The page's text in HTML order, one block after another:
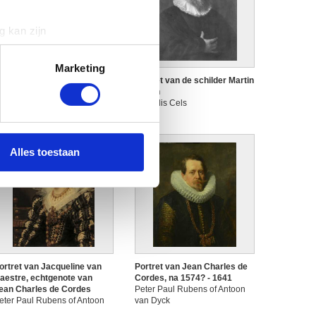
kan zijn
detailgedeelte in. U kunt uw
die u aan ze heeft
Marketing
Alles toestaan
Gian Vincenzo
Portret van de schilder Martin
Pepyn
Cornelis Cels
van Jacqueline van
echtgenote van
Charles de Cordes
Paul Rubens of Antoon
Portret van Jean Charles de
Cordes, na 1574? - 1641
Peter Paul Rubens of Antoon
van Dyck